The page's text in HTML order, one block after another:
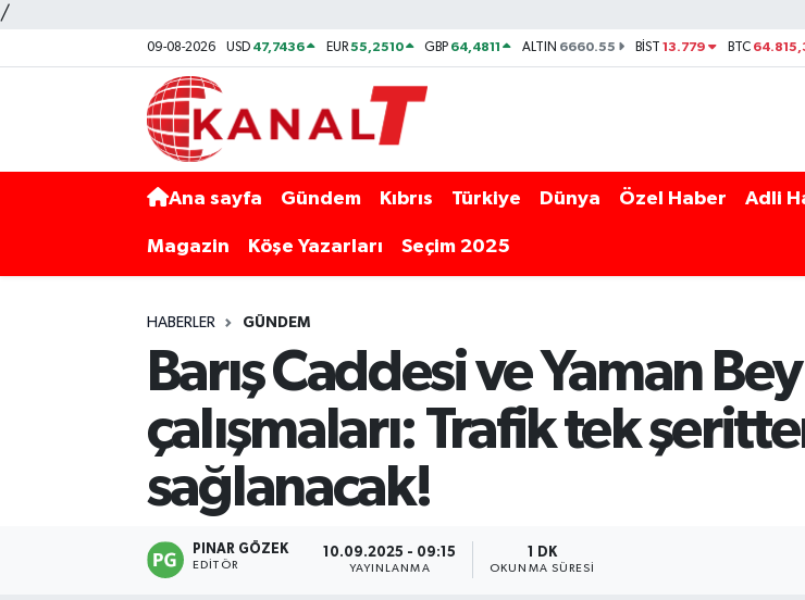
/
09-08-2026 USD 47,7436 EUR55,2510 GBP 64,4811 ALTIN 6660.55 BİST13.779 BTC
Ana sayfa Gündem Kıbrıs Türkiye Dünya Özel Haber Adli
Magazin Köşe Yazarları Seçim 2025
HABERLER GÜNDEM
Barış Caddesi ve Yaman
çalışmaları: Trafik tek
sağlanacak!
PINAR GÖZEK
EDITÖR
10.09.2025 - 09:15
YAYINLANMA
1 DK
OKUNMA SÜRESI